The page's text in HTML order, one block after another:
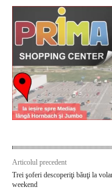
Articolul precedent
Trei şoferi descoperiţi băuţi la
weekend